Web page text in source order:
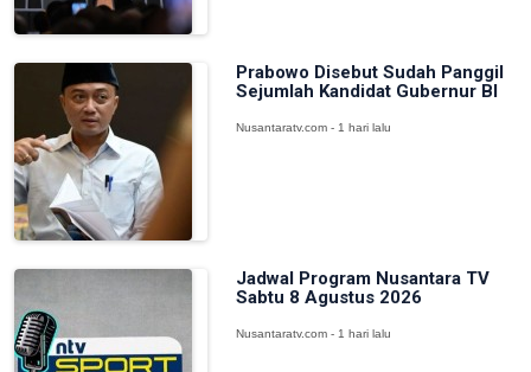
Prabowo Disebut Sudah Panggil
Sejumlah Kandidat Gubernur BI
Nusantaratv.com - 1 hari lalu
Jadwal Program Nusantara TV
Sabtu 8 Agustus 2026
Nusantaratv.com - 1 hari lalu